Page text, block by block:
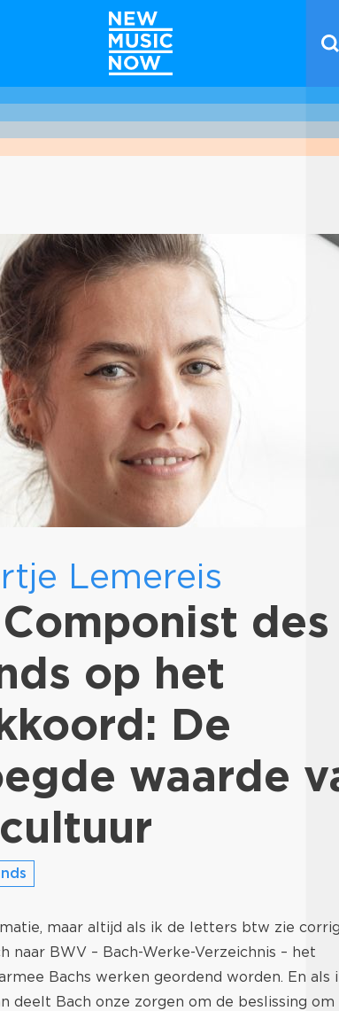
Lemereis
des
op het
De
waarde
maar altijd als ik de letters btw zie
naar BWV – Bach-Werke-Verzeichnis – het
Bachs werken geordend worden. En als
deelt Bach onze zorgen om de beslissing